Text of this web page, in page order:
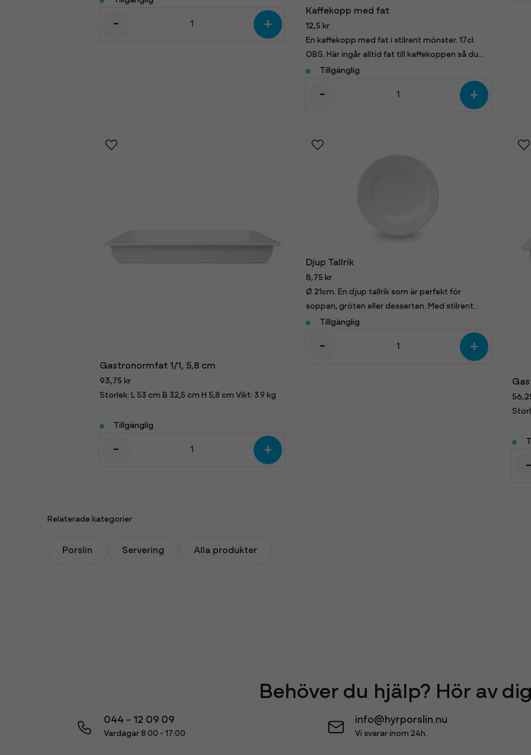
- +
Kaffekopp med fat
12,5 kr
En kaffekopp med fat i stilrent mönster. 17cl.
OBS. Här ingår alltid fat till kaffekoppen så du
behöver inte beställa det separat.
Tillgänglig
- +
Gastronormfat 1/1, 5,8 cm
93,75 kr
Storlek: L 53 cm B 32,5 cm H 5,8 cm Vikt: 3.9 kg
Tillgänglig
- +
Djup Tallrik
8,75 kr
Ø 21cm. En djup tallrik som är perfekt för
soppan, gröten eller desserten. Med stilrent
mönster.
Tillgänglig
- +
-
Relaterade kategorier
Porslin Servering Alla produkter
Behöver du hjälp? Hör av
044 - 12 09 09
Vardagar 8:00 - 17:00
info@hyrporslin.nu
Vi svarar inom 24h.